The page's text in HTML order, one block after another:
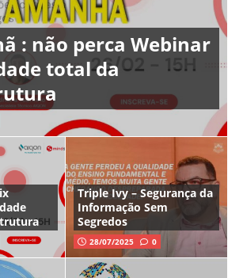
: não perca Webinar
total da
Triple Ivy – Segurança da
Informação Sem
Segredos
28/07/2025 0